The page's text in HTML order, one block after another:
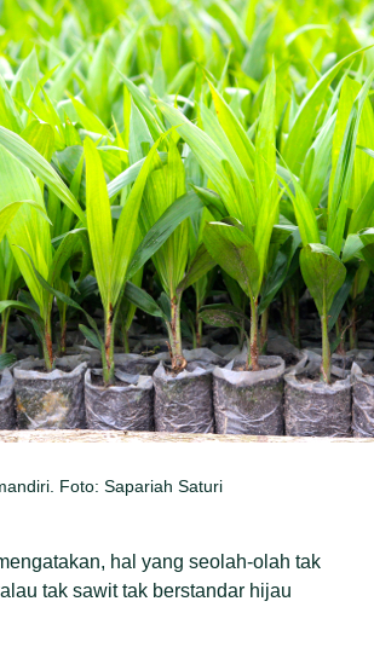
Foto: Sapariah Saturi
hal yang seolah-olah tak
tak sawit tak berstandar hijau